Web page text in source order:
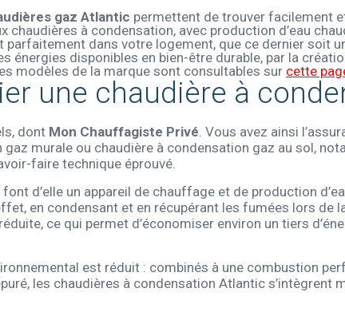
gaz Atlantic permettent de trouver facilement
chaudières à condensation, avec production d’eau
dans votre logement, que ce dernier soit
énergies disponibles en bien-être durable, par la
modèles de la marque sont consultables sur cette
une chaudière à
dont Mon Chauffagiste Privé. Vous avez ainsi
murale ou chaudière à condensation gaz au sol,
faire technique éprouvé.
d’elle un appareil de chauffage et de production
en condensant et en récupérant les fumées lors de
ce qui permet d’économiser environ un tiers
est réduit : combinés à une combustion
les chaudières à condensation Atlantic